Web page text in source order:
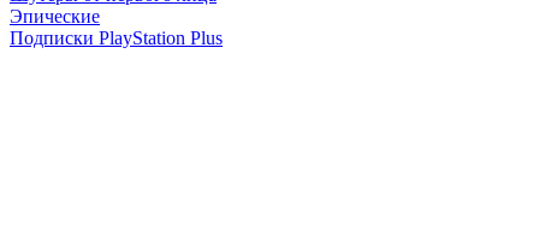
Эпические
Подписки PlayStation Plus